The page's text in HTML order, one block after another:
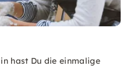
hast Du die einmalige